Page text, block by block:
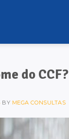
do CCF?
BY MEGA CONSULTAS